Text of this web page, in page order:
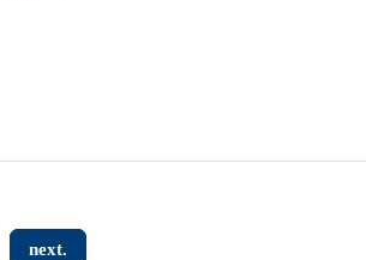
next.